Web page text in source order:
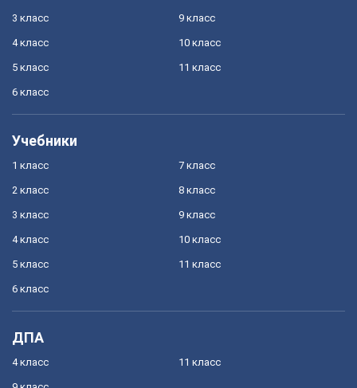
3 класс
4 класс
5 класс
6 класс
9 класс
10 класс
11 класс
Учебники
1 класс
2 класс
3 класс
4 класс
5 класс
6 класс
7 класс
8 класс
9 класс
10 класс
11 класс
ДПА
4 класс 11 класс